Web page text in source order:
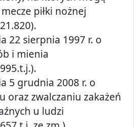
piłki nożnej
22 sierpnia 1997 r. o
i mienia
5 grudnia 2008 r. o
oraz zwalczaniu zakażeń
u ludzi